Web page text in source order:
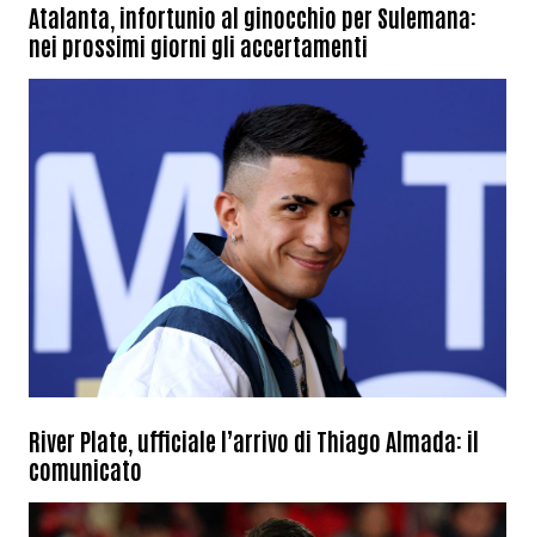
Atalanta, infortunio al ginocchio per Sulemana:
nei prossimi giorni gli accertamenti
River Plate, ufficiale l’arrivo di Thiago Almada: il
comunicato